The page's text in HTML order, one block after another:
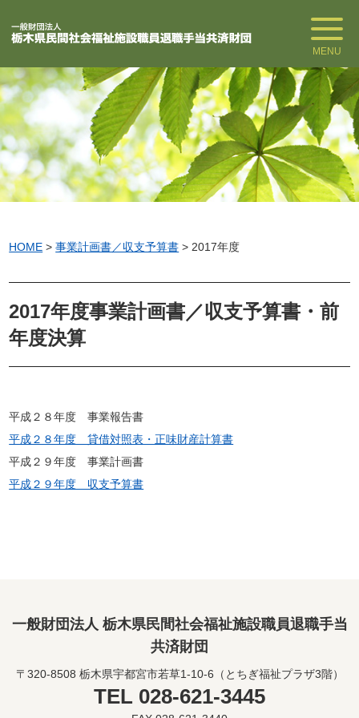
MENU
HOME >事業計画書／収支予算書 > 2017年度
2017年度事業計画書／収支予算書・前
年度決算
平成２８年度 事業報告書
平成２８年度 貸借対照表・正味財産計算書
平成２９年度 事業計画書
平成２９年度 収支予算書
一般財団法人 栃木県民間社会福祉施設職員退職手当
共済財団
〒320-8508 栃木県宇都宮市若草1-10-6（とちぎ福祉プラザ3階）
TEL 028-621-3445